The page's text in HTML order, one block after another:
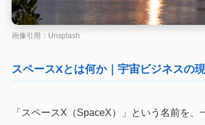
画像引用： Unsplash
スペースXとは何か｜宇宙ビジネスの
「スペースX（SpaceX）」という名前を